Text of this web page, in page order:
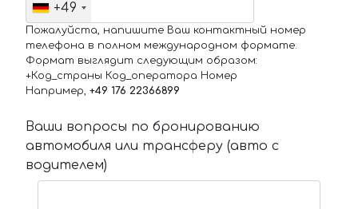
+49
Пожалуйста, напишите Ваш контактный номер
телефона в полном международном формате.
Формат выглядит следующим образом:
+Код_страны Код_оператора Номер
Например, +49 176 22366899
Ваши вопросы по бронированию
автомобиля или трансферу (авто с
водителем)